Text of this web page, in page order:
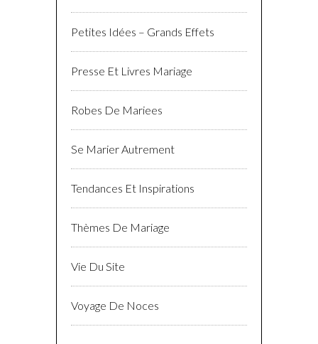
Petites Idées – Grands Effets
Presse Et Livres Mariage
Robes De Mariees
Se Marier Autrement
Tendances Et Inspirations
Thèmes De Mariage
Vie Du Site
Voyage De Noces